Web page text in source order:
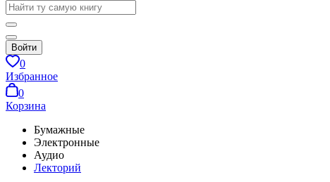
Войти
0
Избранное
0
Корзина
Бумажные
Электронные
Аудио
Лекторий